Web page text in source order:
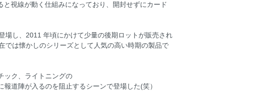
視線が動く仕組みになっており、開封せずにカード
場し、2011 年頃にかけて少量の後期ロットが販売され
では懐かしのシリーズとして人気の高い時期の製品で
ック、ライトニングの
道陣が入るのを阻止するシーンで登場した(笑）